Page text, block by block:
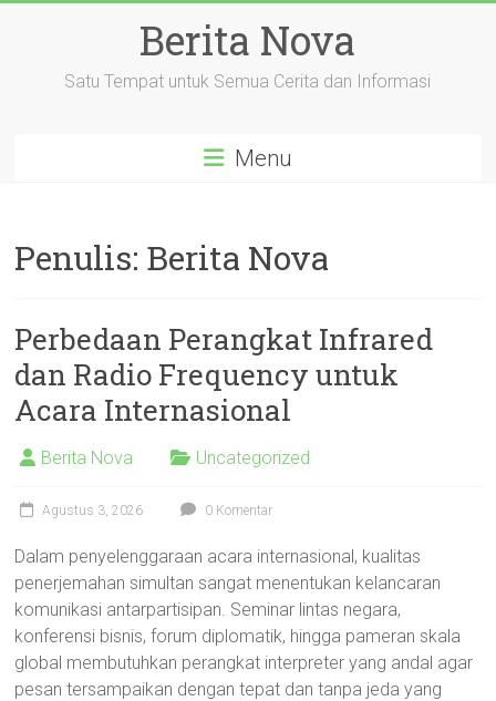
Berita Nova
Satu Tempat untuk Semua Cerita dan Informasi
Menu
Penulis: Berita Nova
Perbedaan Perangkat Infrared
dan Radio Frequency untuk
Acara Internasional
Berita Nova Uncategorized
Agustus 3, 2026 0 Komentar
Dalam penyelenggaraan acara internasional, kualitas
penerjemahan simultan sangat menentukan kelancaran
komunikasi antarpartisipan. Seminar lintas negara,
konferensi bisnis, forum diplomatik, hingga pameran skala
global membutuhkan perangkat interpreter yang andal agar
pesan tersampaikan dengan tepat dan tanpa jeda yang